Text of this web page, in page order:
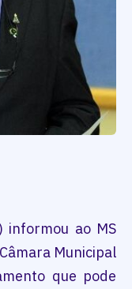
informou ao MS
Municipal
que pode